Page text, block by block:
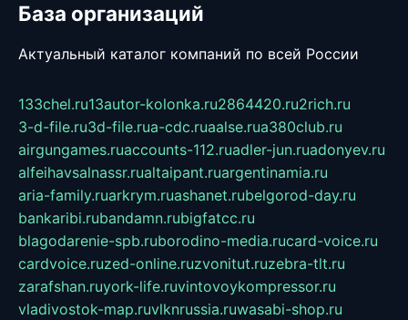
База организаций
Актуальный каталог компаний по всей России
133chel.ru13autor-kolonka.ru2864420.ru2rich.ru
3-d-file.ru3d-file.rua-cdc.ruaalse.rua380club.ru
airgungames.ruaccounts-112.ruadler-jun.ruadonyev.ru
alfeihavsalnassr.rualtaipant.ruargentinamia.ru
aria-family.ruarkrym.ruashanet.rubelgorod-day.ru
bankaribi.rubandamn.rubigfatcc.ru
blagodarenie-spb.ruborodino-media.rucard-voice.ru
cardvoice.ruzed-online.ruzvonitut.ruzebra-tlt.ru
zarafshan.ruyork-life.ruvintovoykompressor.ru
vladivostok-map.ruvlknrussia.ruwasabi-shop.ru